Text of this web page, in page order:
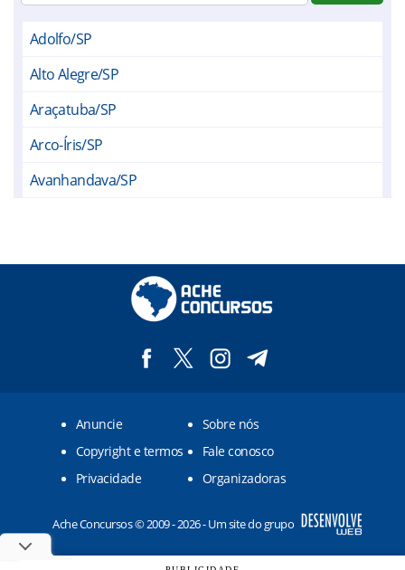
Adolfo/SP
Alto Alegre/SP
Araçatuba/SP
Arco-Íris/SP
Avanhandava/SP
Coroados/SP
Gabriel Monteiro/SP
Glicério/SP
Anuncie
Sobre nós
Copyright e termos
Fale conosco
Privacidade
Organizadoras
Ache Concursos © 2009 - 2026 - Um site do grupo